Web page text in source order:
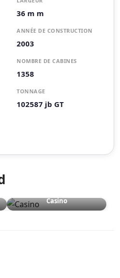
36 m m
ANNÉE DE CONSTRUCTION
2003
NOMBRE DE CABINES
1358
TONNAGE
102587 jb GT
Casino